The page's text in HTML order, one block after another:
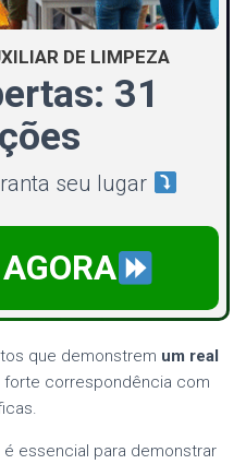
DE LIMPEZA
31
seu lugar
que demonstrem um real
forte correspondência com
essencial para demonstrar